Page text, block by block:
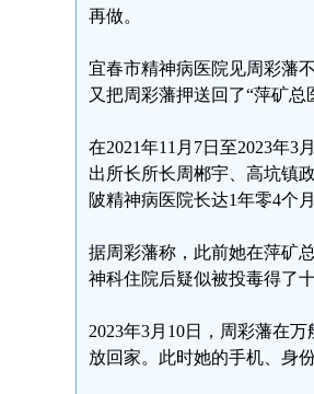
再做。
宜春市精神病医院见周彩藩
又把周彩藩押送回了“萍矿总
在2021年11月7日至2023年
出所长所长周郴宇、高坑镇
陂精神病医院长达1年零4个
据周彩藩称，此前她在萍矿
神科住院后疑似被投毒得了
2023年3月10日，周彩藩在
放回家。此时她的手机、身